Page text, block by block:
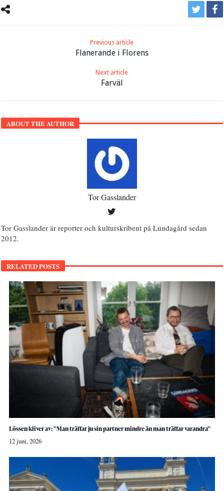
Previous article
Flanerande i Florens
Next article
Farväl
ABOUT THE AUTHOR
Tor Gasslander
Tor Gasslander är reporter och kulturskribent på Lundagård sedan
2012.
RELATED POSTS
Lössen kliver av: ”Man träffar ju sin partner mindre än man träffar varandra”
12 juni, 2026